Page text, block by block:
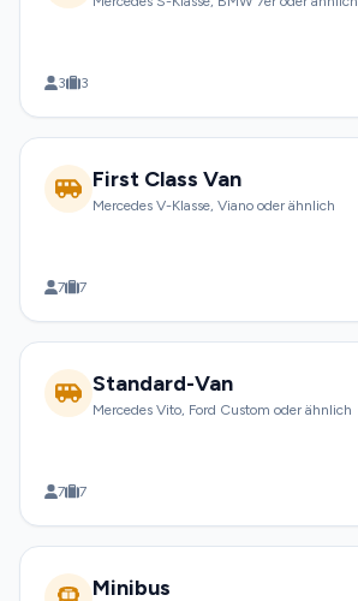
3 3
First Class Van
Mercedes V-Klasse, Viano oder ähnlich
7 7
Standard-Van
Mercedes Vito, Ford Custom oder ähnlich
7 7
Minibus